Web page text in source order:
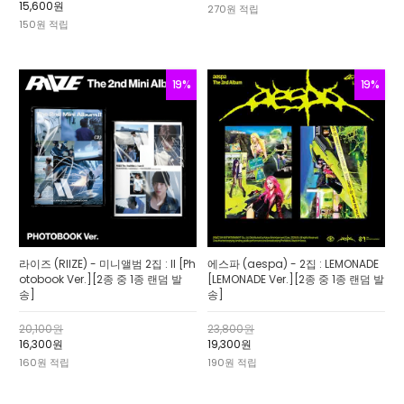
15,600원
150원 적립
270원 적립
19%
라이즈 (RIIZE) - 미니앨범 2집 : II [Ph
otobook Ver.][2종 중 1종 랜덤 발
송]
20,100원
16,300원
160원 적립
19%
에스파 (aespa) - 2집 : LEMONADE
[LEMONADE Ver.][2종 중 1종 랜덤 발
송]
23,800원
19,300원
190원 적립